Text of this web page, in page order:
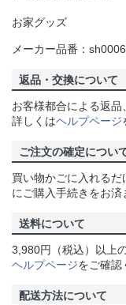
お家グッズ
メーカー品番：
返品・交換について
お客様都合による返品
詳しくはヘルプページ
ご注文の確定につい
買い物かごに入れる
にご購入手続きをお済
送料について
3,980円（税込）以上
ヘルプページをご確認
配送方法について